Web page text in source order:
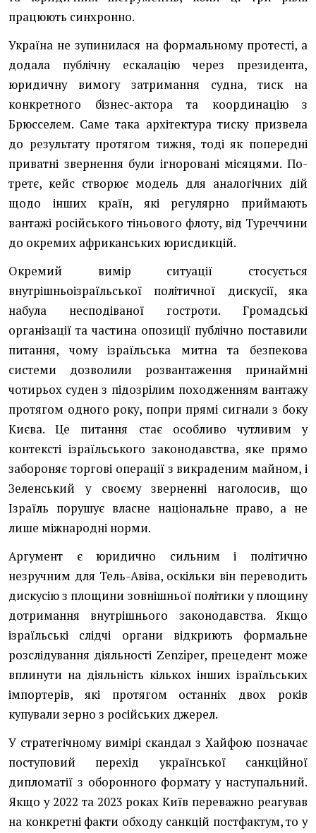
працюють синхронно.
Україна не зупинилася на формальному протесті, а
додала публічну ескалацію через президента,
юридичну вимогу затримання судна, тиск на
конкретного бізнес-актора та координацію з
Брюсселем. Саме така архітектура тиску призвела
до результату протягом тижня, тоді як попередні
приватні звернення були ігноровані місяцями. По-
третє, кейс створює модель для аналогічних дій
щодо інших країн, які регулярно приймають
вантажі російського тіньового флоту, від Туреччини
до окремих африканських юрисдикцій.
Окремий вимір ситуації стосується
внутрішньоізраїльської політичної дискусії, яка
набула несподіваної гостроти. Громадські
організації та частина опозиції публічно поставили
питання, чому ізраїльська митна та безпекова
системи дозволили розвантаження принаймні
чотирьох суден з підозрілим походженням вантажу
протягом одного року, попри прямі сигнали з боку
Києва. Це питання стає особливо чутливим у
контексті ізраїльського законодавства, яке прямо
забороняє торгові операції з викраденим майном, і
Зеленський у своєму зверненні наголосив, що
Ізраїль порушує власне національне право, а не
лише міжнародні норми.
Аргумент є юридично сильним і політично
незручним для Тель-Авіва, оскільки він переводить
дискусію з площини зовнішньої політики у площину
дотримання внутрішнього законодавства. Якщо
ізраїльські слідчі органи відкриють формальне
розслідування діяльності Zenziper, прецедент може
вплинути на діяльність кількох інших ізраїльських
імпортерів, які протягом останніх двох років
купували зерно з російських джерел.
У стратегічному вимірі скандал з Хайфою позначає
поступовий перехід української санкційної
дипломатії з оборонного формату у наступальний.
Якщо у 2022 та 2023 роках Київ переважно реагував
на конкретні факти обходу санкцій постфактум, то у